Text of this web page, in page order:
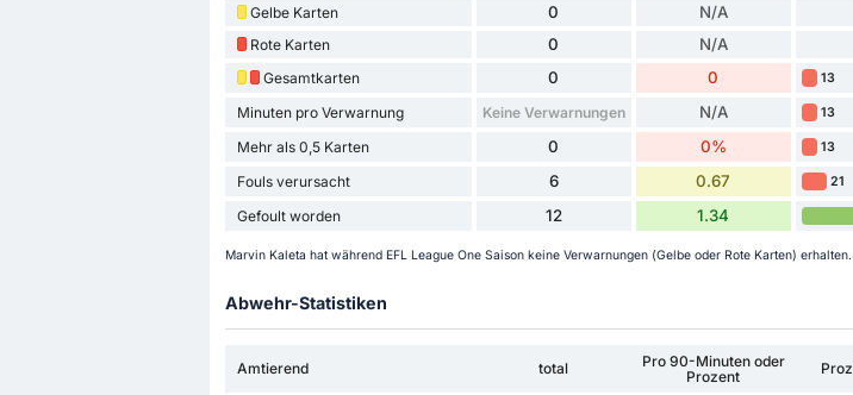
Gelbe Karten
0 N/A
Rote Karten 0 N/A
Gesamtkarten 0 0 13
Minuten pro Verwarnung Keine Verwarnungen N/A 13
Mehr als 0,5 Karten 0 0% 13
Fouls verursacht 6 0.67 21
Gefoult worden 12 1.34
Marvin Kaleta hat während EFL League One Saison keine Verwarnungen (Gelbe oder Rote Karten) erhalten.
Abwehr-Statistiken
Amtierend total
Pro 90-Minuten oder
Prozent